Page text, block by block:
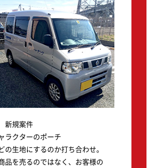
規案件
ラクターのポーチ
の生地にするのか打ち合わせ。
品を売るのではなく、お客様の